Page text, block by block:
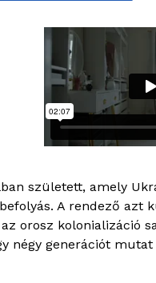
született, amely
A rendező azt
orosz kolonializáció
négy generációt